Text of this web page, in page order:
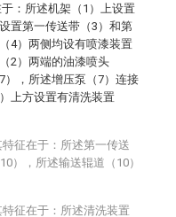
：所述机架（1）上设置
置第一传送带（3）和第
4）两侧均设有喷漆装置
2）两端的油漆喷头
），所述增压泵（7）连接
上方设置有清洗装置
征在于：所述第一传送
），所述输送辊道（10）
征在于：所述清洗装置